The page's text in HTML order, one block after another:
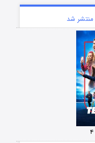
منتشر شد